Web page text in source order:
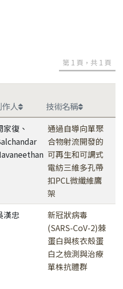
第 1 頁，共 1 頁
人
技術名稱
家復、
通過自導向單聚
合物射流開發的
可再生和可調式
電紡三維多孔帶
扣PCL微纖維鷹
架
漢忠
新冠狀病毒
(SARS-CoV-2)棘
蛋白與核衣殼蛋
白之檢測與治療
單株抗體群